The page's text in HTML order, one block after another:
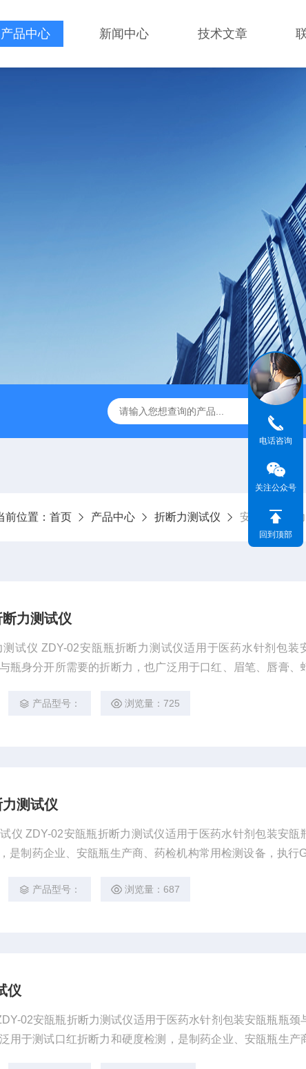
产品中心 新闻中心 技术文章
仪 赛成仪器 密封测漏仪 密封检测设备
前位置： 首页 产品中心 折断力测试仪 安瓿瓶折断
力测试仪
试仪 ZDY-02安瓿瓶折断力测试仪适用于医药水针剂包装
瓶身分开所需要的折断力，也广泛用于口红、眉笔、唇膏、
产品型号： 浏览量：725
测试仪
仪 ZDY-02安瓿瓶折断力测试仪适用于医药水针剂包装安瓿
是制药企业、安瓿瓶生产商、药检机构常用检测设备，执行
产品型号： 浏览量：687
仪
02安瓿瓶折断力测试仪适用于医药水针剂包装安瓿瓶瓶颈
用于测试口红折断力和硬度检测，是制药企业、安瓿瓶生产
电话咨询
关注公众号
回到顶部